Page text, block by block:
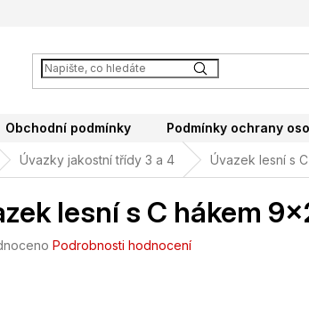
Obchodní podmínky Podmínky ochrany
Úvazky jakostní třídy 3 a 4 Úvazek lesní s
lesní s C hákem
Podrobnosti hodnocení